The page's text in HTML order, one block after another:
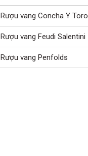
Rượu vang Concha Y Toro
Rượu vang Feudi Salentini
Rượu vang Penfolds